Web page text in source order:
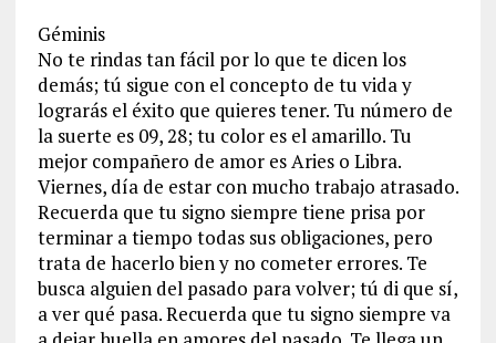
Géminis
No te rindas tan fácil por lo que te dicen los
demás; tú sigue con el concepto de tu vida y
lograrás el éxito que quieres tener. Tu número de
la suerte es 09, 28; tu color es el amarillo. Tu
mejor compañero de amor es Aries o Libra.
Viernes, día de estar con mucho trabajo atrasado.
Recuerda que tu signo siempre tiene prisa por
terminar a tiempo todas sus obligaciones, pero
trata de hacerlo bien y no cometer errores. Te
busca alguien del pasado para volver; tú di que sí,
a ver qué pasa. Recuerda que tu signo siempre va